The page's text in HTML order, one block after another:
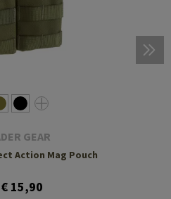
GEAR
Action Mag Pouch
15,90